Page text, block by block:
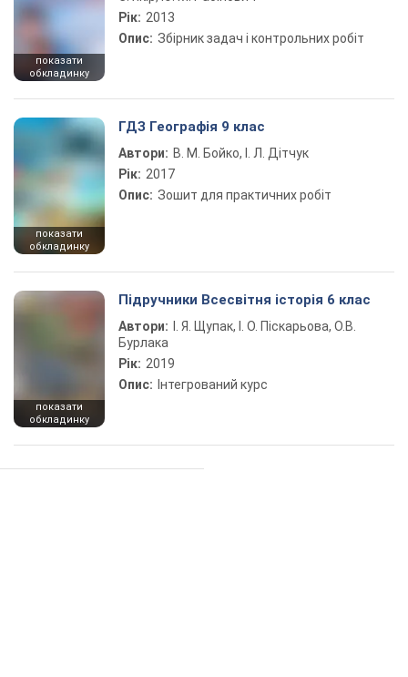
показати
обкладинку
Рік: 2013
Опис: Збірник задач і контрольних робіт
показати
обкладинку
ГДЗ Географія 9 клас
Автори: В. М. Бойко, І. Л. Дітчук
Рік: 2017
Опис: Зошит для практичних робіт
показати
обкладинку
Підручники Всесвітня історія 6 клас
Автори:
І. Я. Щупак, І. О. Піскарьова, О.В.
Бурлака
Рік: 2019
Опис: Інтегрований курс